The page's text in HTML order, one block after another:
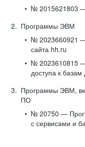
№ 2015621803
Программы ЭВМ
№ 2023660921
сайта hh.ru
№ 2023610815
доступа к
Программы ЭВМ,
ПО
№ 20750 —
с сервисами и